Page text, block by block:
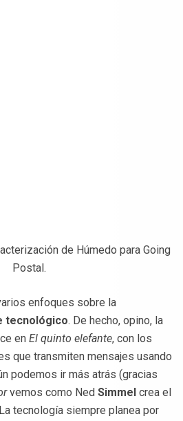
de Húmedo para Going
Postal.
enfoques sobre la
tecnológico. De hecho, opino, la
en El quinto elefante, con los
que transmiten mensajes usando
podemos ir más atrás (gracias
vemos como Ned Simmel crea el
tecnología siempre planea por